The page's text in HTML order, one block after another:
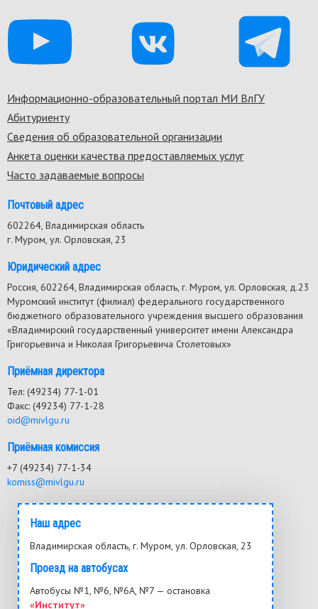
Footer
menu
Информационно-образовательный портал МИ ВлГУ
Абитуриенту
Сведения об образовательной организации
Анкета оценки качества предоставляемых услуг
Часто задаваемые вопросы
Почтовый адрес
602264, Владимирская область
г. Муром, ул. Орловская, 23
Юридический адрес
Россия, 602264, Владимирская область, г. Муром, ул. Орловская, д.23
Муромский институт (филиал) федерального государственного
бюджетного образовательного учреждения высшего образования
«Владимирский государственный университет имени Александра
Григорьевича и Николая Григорьевича Столетовых»
Приёмная директора
Тел: (49234) 77-1-01
Факс: (49234) 77-1-28
oid@mivlgu.ru
Приёмная комиссия
+7 (49234) 77-1-34
komiss@mivlgu.ru
Наш адрес
Владимирская область, г. Муром, ул. Орловская, 23
Проезд на автобусах
Автобусы №1, №6, №6А, №7 — остановка
«Институт»